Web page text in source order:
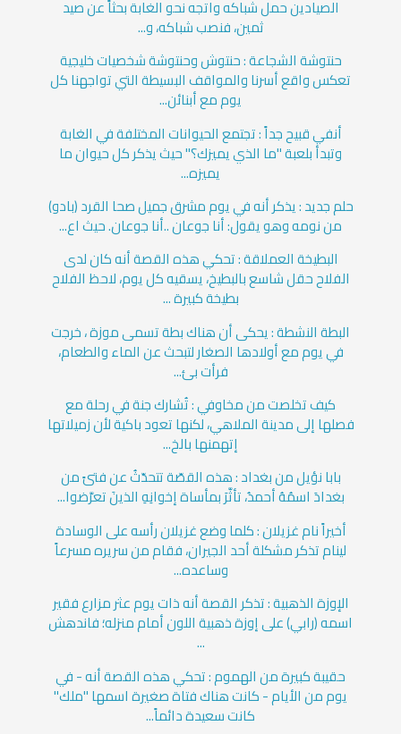
الصيادين حمل شباكه واتجه نحو الغابة بحثاً عن صيد
ثمين، فنصب شباكه، و...
حنتوشة الشجاعة : حنتوش وحنتوشة شخصيات خليجية
تعكس واقع أسرنا والمواقف البسيطة التي تواجهنا كل
يوم مع أبنائن...
أنفي قبيح جداً : تجتمع الحيوانات المختلفة في الغابة
وتبدأ بلعبة "ما الذي يميزك؟" حيث يذكر كل حيوان ما
يميزه...
حلم جديد : يذكر أنه في يوم مشرق جميل صحا القرد (بادو)
من نومه وهو يقول: أنا جوعان ..أنا جوعان. حيث اع...
البطيخة العملاقة : تحكي هذه القصة أنه كان لدى
الفلاح حقل شاسع بالبطيخ، يسقيه كل يوم، لاحظ الفلاح
بطيخة كبيرة ...
البطة النشطة : يحكى أن هناك بطة تسمى موزة ، خرجت
في يوم مع أولادها الصغار لتبحث عن الماء والطعام،
فرأت بئ...
كيف تخلصت من مخاوفي : تُشارك جنة في رحلة مع
فصلها إلى مدينة الملاهي، لكنها تعود باكية لأن زميلاتها
إتهمنها بالخ...
بابا نؤيل من بغداد : هذه القصّة تتحدّثُ عن فتىً من
بغدادَ اسمُهُ أحمدُ، تأثَّرَ بمأساة إخوانِهِ الذينَ تعرَّضوا...
أخيراً نام غزيلان : كلما وضع غزيلان رأسه على الوسادة
لينام تذكر مشكلة أحد الجيران، فقام من سريره مسرعاً
وساعده...
الإوزة الذهبية : تذكر القصة أنه ذات يوم عثر مزارع فقير
اسمه (رابي) على إوزة ذهبية اللون أمام منزله؛ فاندهش
...
حقيبة كبيرة من الهموم : تحكي هذه القصة أنه - في
يوم من الأيام - كانت هناك فتاة صغيرة اسمها "ملك"
كانت سعيدة دائماً...